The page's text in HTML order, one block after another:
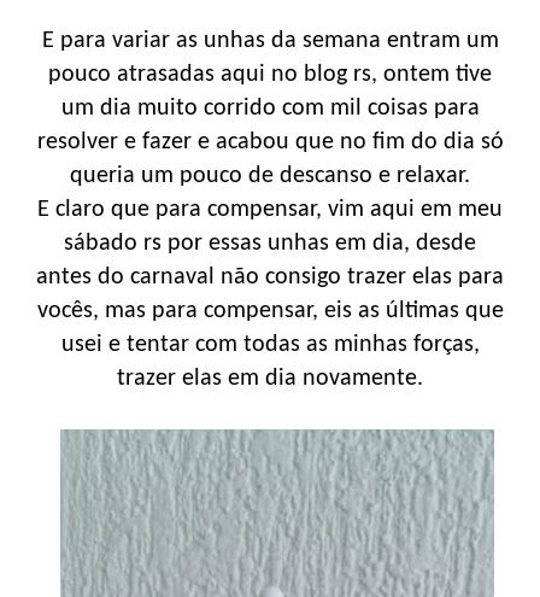
E para variar as unhas da semana entram um
pouco atrasadas aqui no blog rs, ontem tive
um dia muito corrido com mil coisas para
resolver e fazer e acabou que no fim do dia só
queria um pouco de descanso e relaxar.
E claro que para compensar, vim aqui em meu
sábado rs por essas unhas em dia, desde
antes do carnaval não consigo trazer elas para
vocês, mas para compensar, eis as últimas que
usei e tentar com todas as minhas forças,
trazer elas em dia novamente.